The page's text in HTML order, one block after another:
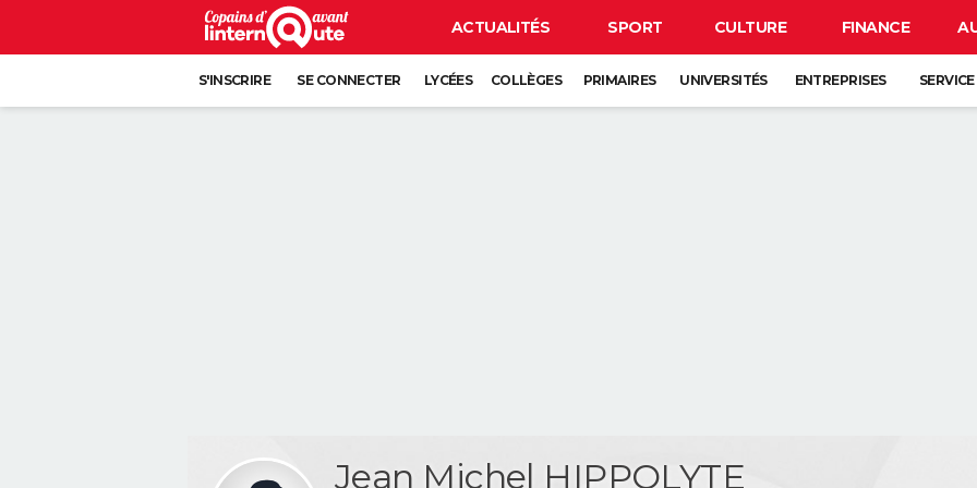
ACTUALITÉS SPORT CULTURE FINANCE
S'INSCRIRE SE CONNECTER LYCÉES COLLÈGES PRIMAIRES UNIVERSITÉS ENTREPRISES
Jean Michel HIPPOLYTE